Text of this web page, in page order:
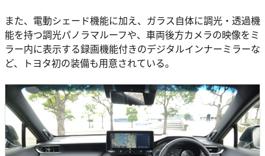
また、電動シェード機能に加え、ガラス自体に調光・透過機
能を持つ調光パノラマルーフや、車両後方カメラの映像をミ
ラー内に表示する録画機能付きのデジタルインナーミラーな
ど、トヨタ初の装備も用意されている。